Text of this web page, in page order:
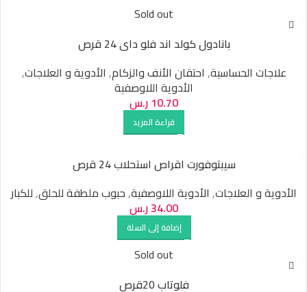
Sold out
بانادول كولد اند فلو داى 24 قرص
علاجات الحساسية, احتقان الأنف والزكام, الأدوية و العلاجات,
الأدوية اللاوصفية
10.70 ر.س
قراءة المزيد
سيبتوفورت اقراص استحلاب 24 قرص
الأدوية و العلاجات, الأدوية اللاوصفية,حبوب ملطفة للحلق,للكبار
34.00ر.س
إضافة إلى السلة
Sold out
فلوتاب 20قرص